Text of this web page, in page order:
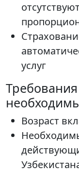
услуг
Возраст